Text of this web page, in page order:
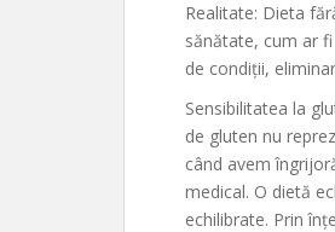
Realitate: Dieta
sănătate, cum ar
de condiții,
Sensibilitatea la
de gluten nu
când avem
medical. O dietă
echilibrate. Prin